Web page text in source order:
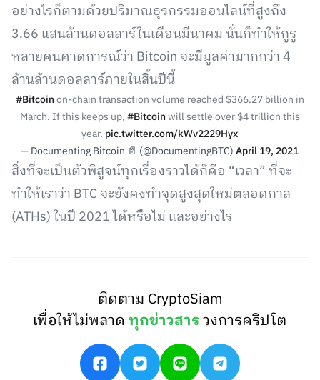
อย่างไรก็ตามด้วยปริมาณธุรกรรมออนไลน์ที่สูงถึง
3.66 แสนล้านดอลลาร์ในเดือนมีนาคม นั่นก็ทำให้กูรู
หลายคนคาดการณ์ว่า Bitcoin จะมีมูลค่ามากกว่า 4
ล้านล้านดอลลาร์ภายในสิ้นปีนี้
#Bitcoinon-chain transaction volume reached $366.27 billion in
March. If this keeps up,#Bitcoinwill settle over $4 trillion this
year. pic.twitter.com/kWv2229Hyx
— Documenting Bitcoin 📄 (@DocumentingBTC)April 19, 2021
สิ่งที่จะเป็นตัวพิสูจน์ทุกเรื่องราวได้ก็คือ “เวลา” ที่จะ
ทำให้เราว่า BTC จะยังคงทำจุดสูงสุดใหม่ตลอดกาล
(ATHs) ในปี 2021 ได้หรือไม่ และอย่างไร
ติดตาม CryptoSiam
เพื่อให้ไม่พลาดทุกข่าวสารวงการคริปโต